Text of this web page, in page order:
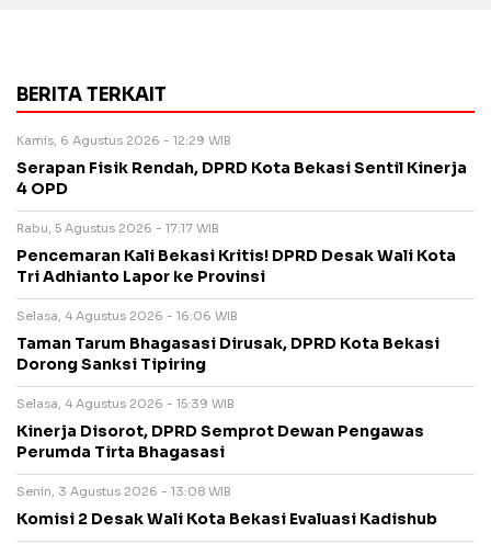
BERITA TERKAIT
Kamis, 6 Agustus 2026 - 12:29 WIB
Serapan Fisik Rendah, DPRD Kota Bekasi Sentil Kinerja
4 OPD
Rabu, 5 Agustus 2026 - 17:17 WIB
Pencemaran Kali Bekasi Kritis! DPRD Desak Wali Kota
Tri Adhianto Lapor ke Provinsi
Selasa, 4 Agustus 2026 - 16:06 WIB
Taman Tarum Bhagasasi Dirusak, DPRD Kota Bekasi
Dorong Sanksi Tipiring
Selasa, 4 Agustus 2026 - 15:39 WIB
Kinerja Disorot, DPRD Semprot Dewan Pengawas
Perumda Tirta Bhagasasi
Senin, 3 Agustus 2026 - 13:08 WIB
Komisi 2 Desak Wali Kota Bekasi Evaluasi Kadishub